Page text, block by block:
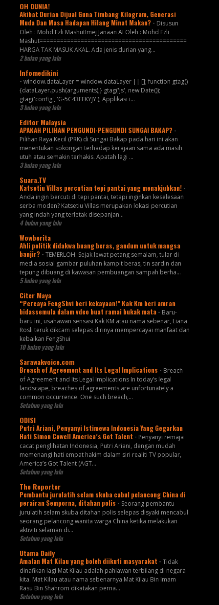
OH DUNIA!
Akibat Durian Dijual Guna Timbang Kilogram, Generasi
Muda Dan Masa Hadapan Hilang Minat Makan? - Disusun
Oleh : Mohd Ezli MashutImej Janaan AI Oleh : Mohd Ezli
Mashut===========================================
HARGA TAK MASUK AKAL. Ada jenis durian yang...
2 bulan yang lalu
Infomedikini
- window.dataLayer = window.dataLayer || []; function gtag()
{dataLayer.push(arguments);} gtag('js', new Date());
gtag('config', 'G-5C43EEKYJY'); Applikasi i...
3 bulan yang lalu
Editor Malaysia
APAKAH PILIHAN PENGUNDI-PENGUNDI SUNGAI BAKAP? -
Pilihan Raya Kecil (PRK) di Sungai Bakap pada hari ini akan
menentukan sokongan terhadap kerajaan sama ada masih
utuh atau semakin terhakis. Apatah lagi ...
3 bulan yang lalu
Suara.TV
Katsetiu Villas percutian tepi pantai yang menakjubkan! -
Anda ingin bercuti di tepi pantai, tetapi inginkan keselesaan
serba moden? Katsetiu Villas merupakan lokasi percutian
yang indah yang terletak disepanjan...
4 bulan yang lalu
Wowberita
Ahli politik didakwa buang beras, gandum untuk mangsa
banjir? - TEMERLOH: Sejak lewat petang semalam, tular di
media sosial gambar puluhan kampit beras, tin sardin dan
tepung dibuang di kawasan pembuangan sampah berha...
5 bulan yang lalu
Citer Maya
“Percaya FengShvi beri kekayaan!” Kak Km beri amran
bidassemula dalam vdeo buat ramai bukak mata - Baru-
baru ini, usahawan sensasi Kak KM atau nama sebenar, Liana
Rosli teruk dikcam selepas dirinya mempercayai manfaat dan
kebaikan FengShui
10 bulan yang lalu
Sarawakvoice.com
Breach of Agreement and Its Legal Implications - Breach
of Agreement and Its Legal Implications In today’s legal
landscape, breaches of agreements are unfortunately a
common occurrence. One such breach,...
Setahun yang lalu
ODISI
Putri Ariani, Penyanyi Istimewa Indonesia Yang Gegarkan
Hati Simon Cowell America’s Got Talent - Penyanyi remaja
cacat penglihatan Indonesia, Putri Ariani, dengan mudah
memenangi hati empat hakim dalam siri realiti TV popular,
America’s Got Talent (AGT...
Setahun yang lalu
The Reporter
Pembantu jurulatih selam skuba cabul pelancong China di
perairan Semporna, ditahan polis - Seorang pembantu
jurulatih selam skuba ditahan polis selepas disyaki mencabul
seorang pelancong wanita warga China ketika melakukan
aktiviti selaman di...
Setahun yang lalu
Utama Daily
Amalan Mat Kilau yang boleh diikuti masyarakat - Tidak
dinafikan lagi Mat Kilau adalah pahlawan terbilang di negara
kita. Mat Kilau atau nama sebenarnya Mat Kilau Bin Imam
Rasu Bin Shahrom dikatakan perna...
Setahun yang lalu